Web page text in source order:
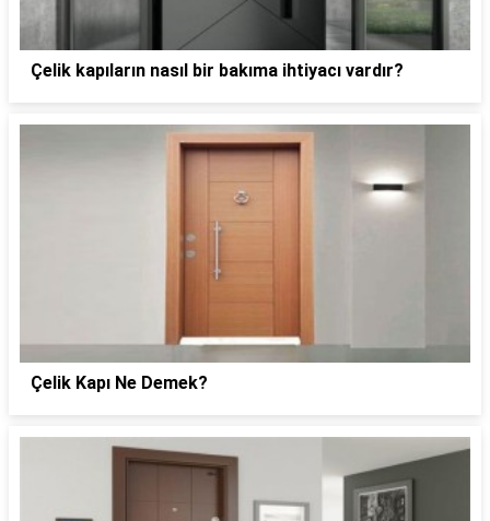
Çelik kapıların nasıl bir bakıma ihtiyacı vardır?
Çelik Kapı Ne Demek?